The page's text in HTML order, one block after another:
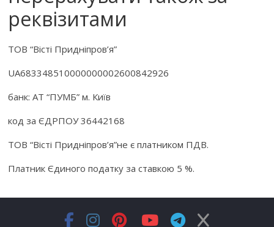
реквізитами
ТОВ “Вісті Придніпров’я”
UA683348510000000002600842926
банк: АТ “ПУМБ” м. Київ
код за ЄДРПОУ 36442168
ТОВ “Вісті Придніпров’я”не є платником ПДВ.
Платник Єдиного податку за ставкою 5 %.